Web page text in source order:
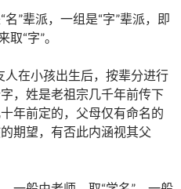
”辈派，一组是“字”辈派，即
“字”。
人在小孩出生后，按辈分进行
，姓是老祖宗几千年前传下
年前定的，父母仅有命名的
期望，有否此内涵视其父